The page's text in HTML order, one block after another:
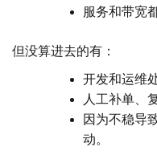
服务和带宽
但没算进去的有：
开发和运维
人工补单、
因为不稳导
动。